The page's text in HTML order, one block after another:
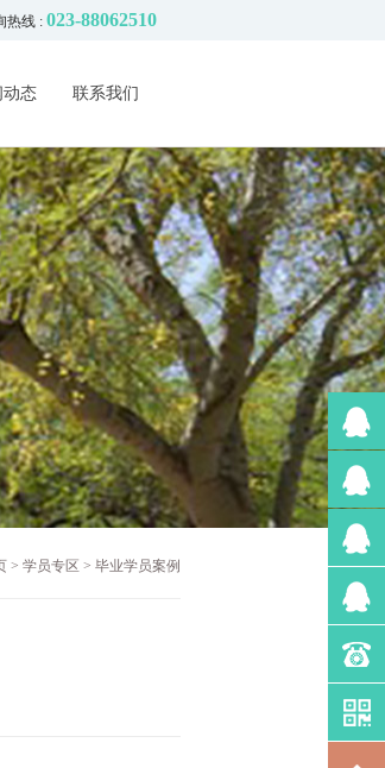
热线 : 023-88062510
动态 联系我们
> 学员专区 > 毕业学员案例